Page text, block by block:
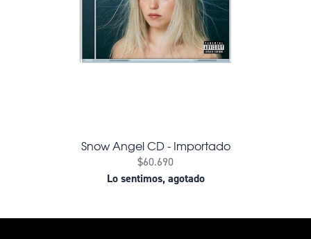
Snow Angel CD - Importado
$60.690
Lo sentimos, agotado